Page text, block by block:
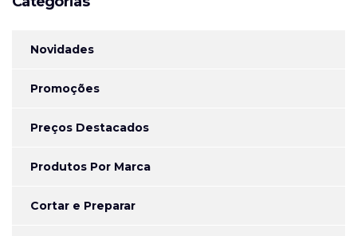
Novidades
Promoções
Preços Destacados
Produtos Por Marca
Cortar e Preparar